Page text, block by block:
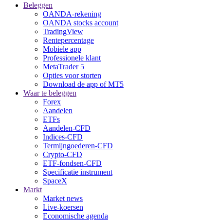
Beleggen
OANDA-rekening
OANDA stocks account
TradingView
Rentepercentage
Mobiele app
Professionele klant
MetaTrader 5
Opties voor storten
Download de app of MT5
Waar te beleggen
Forex
Aandelen
ETFs
Aandelen-CFD
Indices-CFD
Termijngoederen-CFD
Crypto-CFD
ETF-fondsen-CFD
Specificatie instrument
SpaceX
Markt
Market news
Live-koersen
Economische agenda